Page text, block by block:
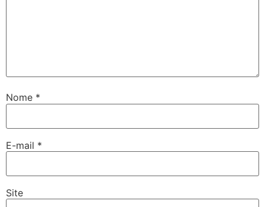
Nome *
E-mail *
Site